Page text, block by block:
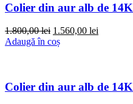
Colier din aur alb de 14K
1.800,00lei Prețul
inițial
1.560,00 lei
Adaugă în coș
Colier din aur alb de 14K